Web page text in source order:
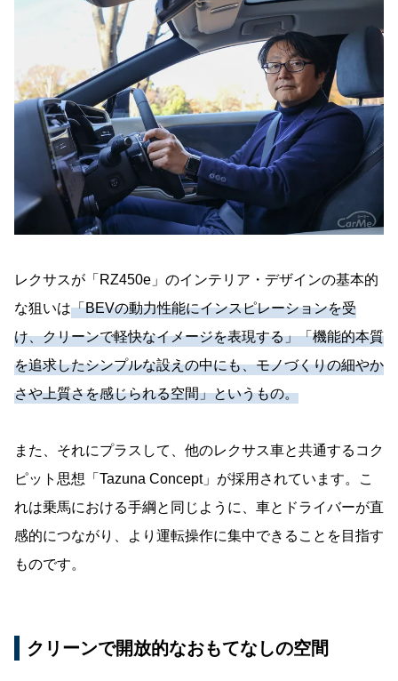
レクサスが「RZ450e」のインテリア・デザインの基本的
な狙いは「BEVの動力性能にインスピレーションを受
け、クリーンで軽快なイメージを表現する」「機能的本質
を追求したシンプルな設えの中にも、モノづくりの細やか
さや上質さを感じられる空間」というもの。
また、それにプラスして、他のレクサス車と共通するコク
ピット思想「Tazuna Concept」が採用されています。こ
れは乗馬における手綱と同じように、車とドライバーが直
感的につながり、より運転操作に集中できることを目指す
ものです。
クリーンで開放的なおもてなしの空間